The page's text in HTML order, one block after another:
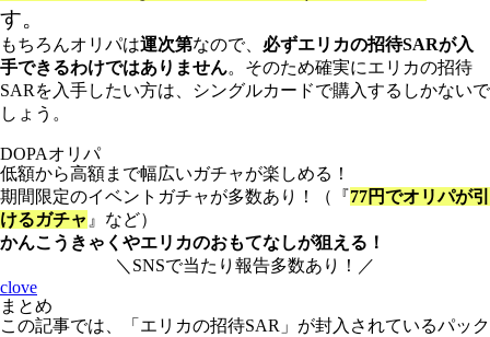
す。
もちろんオリパは運次第なので、 必ずエリカの招待SARが入
手できるわけではありません。そのため確実にエリカの招待
SARを入手したい方は、シングルカードで購入するしかないで
しょう。
DOPAオリパ
低額から高額まで幅広いガチャが楽しめる！
期間限定のイベントガチャが多数あり！（『77円でオリパが引
けるガチャ 』など）
かんこうきゃくやエリカのおもてなしが狙える！
＼SNSで当たり報告多数あり！／
clove
まとめ
この記事では、「エリカの招待SAR」が封入されているパック